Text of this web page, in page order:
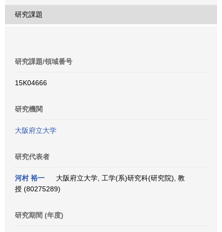
研究課題
研究課題/領域番号
15K04666
研究機関
大阪府立大学
研究代表者
河村 裕一
大阪府立大学, 工学(系)研究科(研究院), 教
授 (80275289)
研究期間 (年度)